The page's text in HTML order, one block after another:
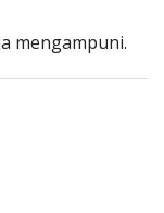
mengampuni.